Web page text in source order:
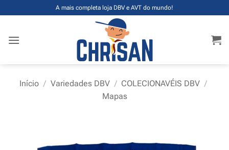
to
A mais completa loja DBV e AVT do mundo!
Início / Variedades DBV / COLECIONAVÉIS DBV /
Mapas